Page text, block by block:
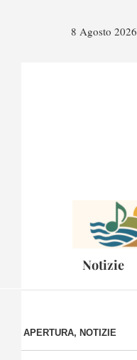
8 Agosto 2026
Notizie
APERTURA, NOTIZIE